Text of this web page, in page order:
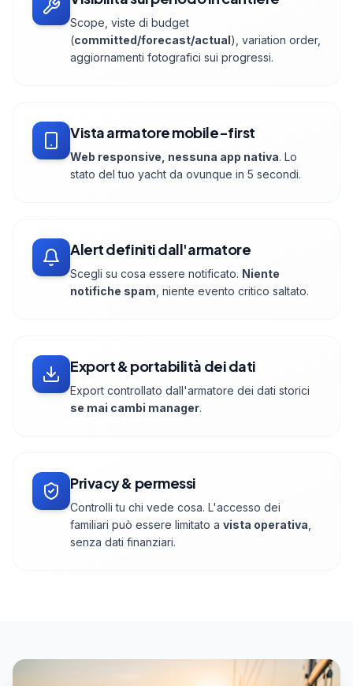
Scope, viste di budget
(committed/forecast/actual), variation order,
aggiornamenti fotografici sui progressi.
Vista armatore mobile-first
Web responsive, nessuna app nativa. Lo
stato del tuo yacht da ovunque in 5 secondi.
Alert definiti dall'armatore
Scegli su cosa essere notificato. Niente
notifiche spam , niente evento critico saltato.
Export & portabilità dei dati
Export controllato dall'armatore dei dati storici
se mai cambi manager.
Privacy & permessi
Controlli tu chi vede cosa. L'accesso dei
familiari può essere limitato a vista operativa
senza dati finanziari.